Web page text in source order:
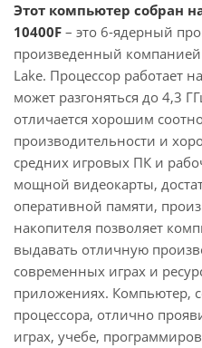
Этот компьютер собран
10400F – это 6-ядерный
произведенный компанией
Lake. Процессор работает
может разгоняться до 4,3
отличается хорошим
производительности и
средних игровых ПК и
мощной видеокарты,
оперативной памяти,
накопителя позволяет
выдавать отличную
современных играх и
приложениях. Компьютер,
процессора, отлично
играх, учебе,